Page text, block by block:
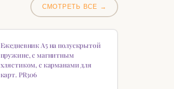
СМОТРЕТЬ ВСЕ →
Ежедневник А5 на полускрытой
пружине, с магнитным
хлястиком, с карманами для
карт. PR306